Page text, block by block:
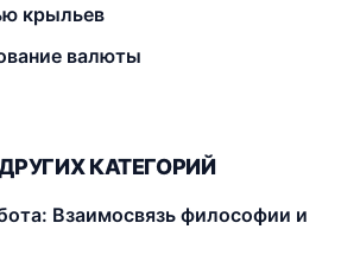
крыльев
валюты
КАТЕГОРИЙ
Взаимосвязь философии и